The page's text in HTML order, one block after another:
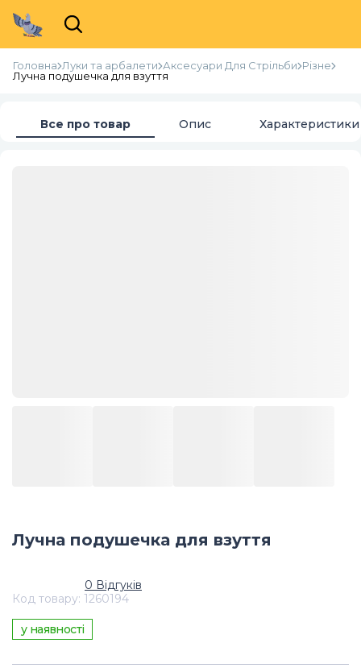
Головна Луки та арбалети Аксесуари Для Стрільби Різне
Лучна подушечка для взуття
Все про товар Опис Характеристики
Лучна подушечка для взуття
0 Відгуків
Код товару: 1260194
у наявності